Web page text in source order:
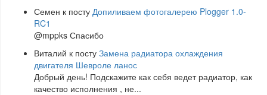
Семен к посту Допиливаем фотогалерею Plogger 1.0-
RC1
@mppks Спасибо
Виталий к посту Замена радиатора охлаждения
двигателя Шевроле ланос
Добрый день! Подскажите как себя ведет радиатор, как
качество исполнения , не...